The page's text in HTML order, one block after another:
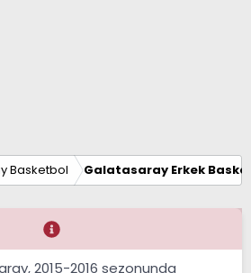
Basketbol Galatasaray Erkek
2015-2016 sezonunda